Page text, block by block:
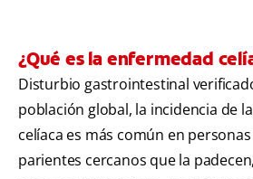
¿Qué es la enfermedad
Disturbio gastrointestinal
población global, la incidencia de
celíaca es más común en
parientes cercanos que la